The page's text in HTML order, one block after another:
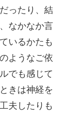
ったり、結
なかなか言
いるかたも
ようなご依
でも感じて
きは神経を
夫したりも